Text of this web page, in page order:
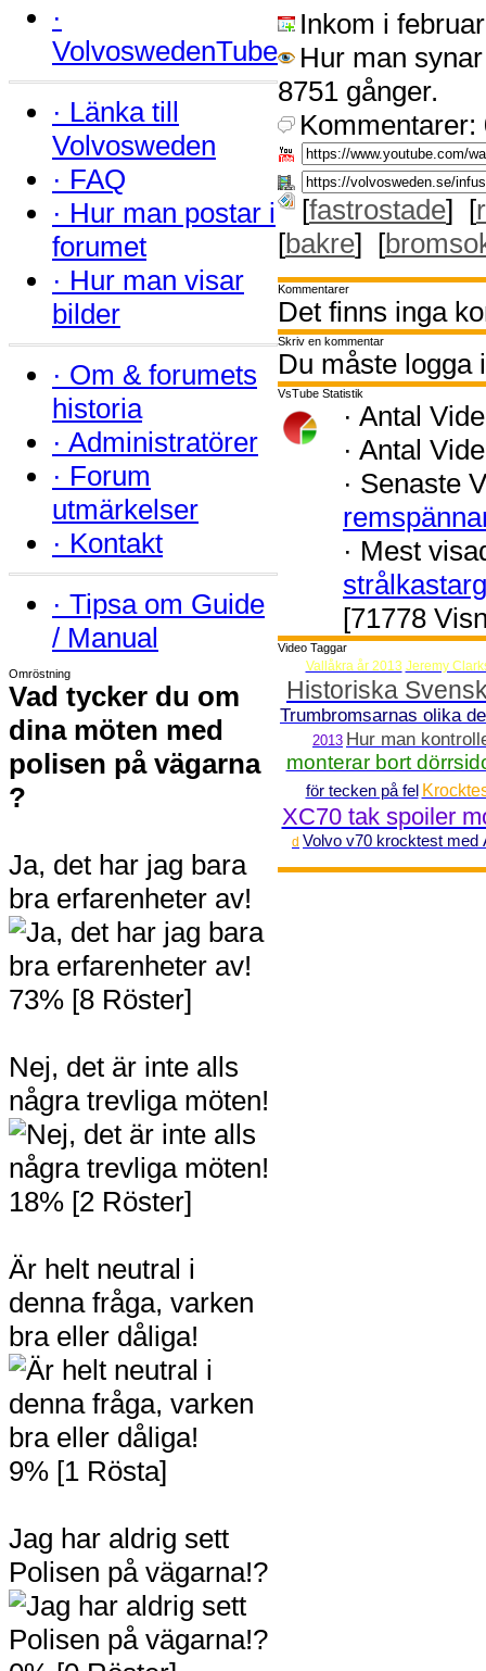
·
VolvoswedenTube
· Länka till
Volvosweden
· FAQ
· Hur man postar i
forumet
· Hur man visar
bilder
· Om & forumets
historia
· Administratörer
· Forum
utmärkelser
· Kontakt
· Tipsa om Guide
/ Manual
Omröstning
Vad tycker du om
dina möten med
polisen på vägarna
?
Ja, det har jag bara
bra erfarenheter av!
73% [8 Röster]
Nej, det är inte alls
några trevliga möten!
18% [2 Röster]
Är helt neutral i
denna fråga, varken
bra eller dåliga!
9% [1 Rösta]
Jag har aldrig sett
Polisen på vägarna!?
Inkom i
Hur man
8751 gånger.
Kommentarer:
[fastrostade] [
[bakre] [
Kommentarer
Det finns inga
Skriv en kommentar
Du måste logga
VsTube Statistik
· Antal
· Antal
· Senaste
· Mest
[71778
Video Taggar
Vallåkra år 2013 Jeremy
Historiska
Trumbromsarnas olika
2013 Hur man
monterar bort
för tecken på fel
XC70 tak spoiler
d Volvo v70 krocktest med